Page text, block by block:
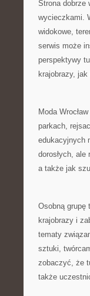
Strona dobrze
wycieczkami.
widokowe,
serwis może
perspektywy
krajobrazy,
Moda
parkach,
edukacyjnych
dorosłych, ale
a także jak
Osobną grupę
krajobrazy i
tematy
sztuki,
zobaczyć, że
także